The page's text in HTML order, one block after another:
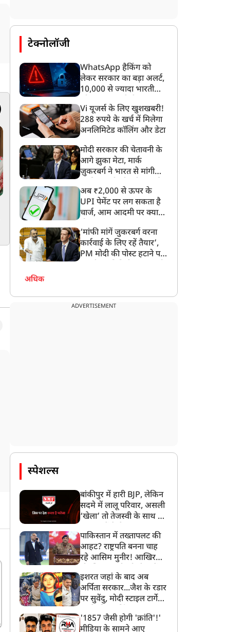
विधानसभा चुनाव
'मैंने ममता को हराया
इसलिए...', PA की हत्या पर
भड़के सुवेंदु अधिकारी, बोले-
यह सुनियोजित साजिश थी
विधानसभा चुनाव
थलापति विजय की सरकार
बनने का रास्ता साफ, कांग्रेस
समेत इन 3 पार्टियों ने दिया
समर्थन, ऐसे पूरा हुआ बहुमत
का जादुई आंकड़ा
टेक्नोलॉजी
WhatsApp हैकिंग को
लेकर सरकार का बड़ा अलर्ट,
10,000 से ज्यादा भारतीयों
गया
Vi यूजर्स के लिए खुशखबरी!
288 रुपये के खर्च में मिलेगा
अनलिमिटेड कॉलिंग और डेटा
मोदी सरकार की चेतावनी के
आगे झुका मेटा, मार्क
ज़ुकरबर्ग ने भारत से मांगी
अब ₹2,000 से ऊपर के
UPI पेमेंट पर लग सकता है
चार्ज, आम आदमी पर क्या
‘मांफी मांगें जुकरबर्ग वरना
कार्रवाई के लिए रहें तैयार’,
PM मोदी की पोस्ट हटाने पर
अधिक
ADVERTISEMENT
स्पेशल्स
बांकीपुर में हारी BJP, लेकिन
सदमे में लालू परिवार, असली
‘खेला’ तो तेजस्वी के साथ हो
पाकिस्तान में तख्तापलट की
आहट? राष्ट्रपति बनना चाह
रहे आसिम मुनीर! आखिर
बनाया मोहरा?
इशरत जहां के बाद अब
अर्पिता सरकार...जैश के रडार
पर सुवेंदु, मोदी स्टाइल टार्गेट
बड़ा एक्शन!
'1857 जैसी होगी 'क्रांति'!'
मीडिया के सामने आए